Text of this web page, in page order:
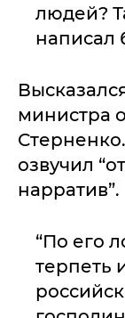
людей?
написал
министра
озвучил
нарратив”.
“По его
терпеть